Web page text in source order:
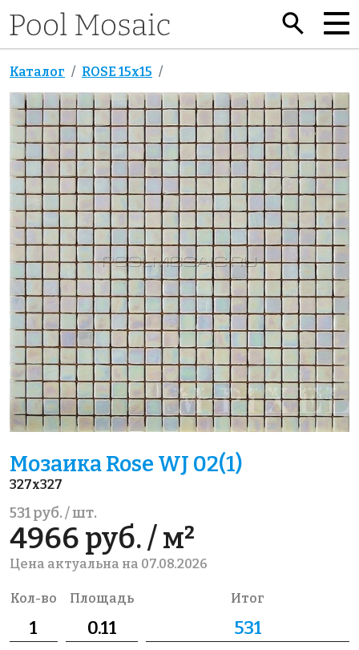
Каталог ROSE 15x15
Мозаика Rose WJ 02(1)
327x327
531 руб. / шт.
4966 руб. / м²
Цена актуальна на 07.08.2026
Кол-во Площадь Итог